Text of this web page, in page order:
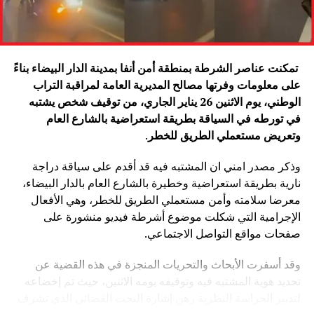
تمكنت عناصر الشرطة بمنطقة أمن أنفا بمدينة الدار البيضاء بناءً
على معلومات وفرتها مصالح المديرية العامة لمراقبة التراب
الوطني، يوم الاثنين 26 يناير الجاري، من توقيف شخص يشتبه
في تورطه في السياقة بطريقة استعراضية بالشارع العام
وتعريض مستعملي الطريق للخطر .
وذكر مصدر امني ان المشتبه فيه قد أقدم على سياقة دراجة
نارية بطريقة استعراضية وخطيرة بالشارع العام بالدار البيضاء،
معرضا سلامته وأمن مستعملي الطريق للخطر، وهي الأفعال
الإجرامية التي شكلت موضوع أشرطة فيديو منشورة على
صفحات مواقع التواصل الاجتماعي.
وقد أسفرت الأبحاث والتحريات المنجزة في هذه القضية عن
تحديد هوية المشتبه فيه وتوقيفه يومه الاثنين، حيث تم إخضاعه